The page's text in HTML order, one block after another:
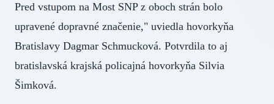
Pred vstupom na Most SNP z oboch strán bolo
upravené dopravné značenie," uviedla hovorkyňa
Bratislavy Dagmar Schmucková. Potvrdila to aj
bratislavská krajská policajná hovorkyňa Silvia
Šimková.